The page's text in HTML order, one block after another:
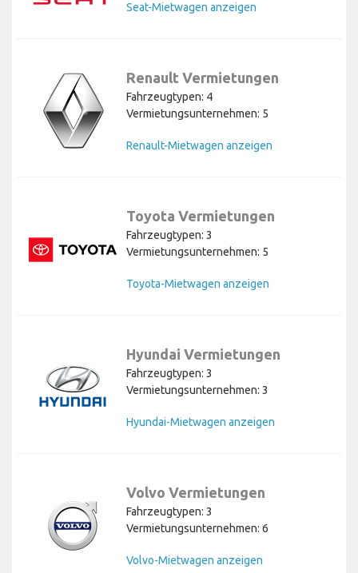
Seat-Mietwagen anzeigen
Renault Vermietungen
Fahrzeugtypen: 4
Vermietungsunternehmen: 5
Renault-Mietwagen anzeigen
Toyota Vermietungen
Fahrzeugtypen: 3
Vermietungsunternehmen: 5
Toyota-Mietwagen anzeigen
Hyundai Vermietungen
Fahrzeugtypen: 3
Vermietungsunternehmen: 3
Hyundai-Mietwagen anzeigen
Volvo Vermietungen
Fahrzeugtypen: 3
Vermietungsunternehmen: 6
Volvo-Mietwagen anzeigen